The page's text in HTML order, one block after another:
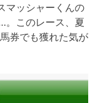
マッシャーくんの
。このレース、夏
券でも獲れた気が